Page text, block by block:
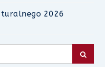
2026